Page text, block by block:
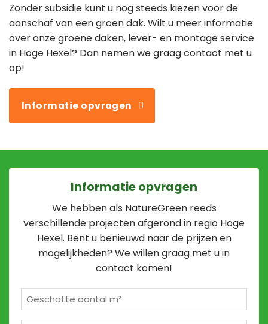
Zonder subsidie kunt u nog steeds kiezen voor de
aanschaf van een groen dak. Wilt u meer informatie
over onze groene daken, lever- en montage service
in Hoge Hexel? Dan nemen we graag contact met u
op!
Informatie opvragen
Informatie opvragen
We hebben als NatureGreen reeds
verschillende projecten afgerond in regio Hoge
Hexel. Bent u benieuwd naar de prijzen en
mogelijkheden? We willen graag met u in
contact komen!
m²